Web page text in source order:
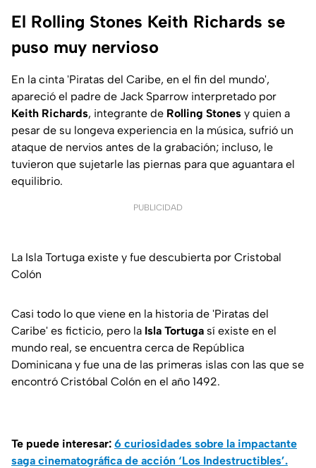
El Rolling Stones Keith Richards se
puso muy nervioso
En la cinta 'Piratas del Caribe, en el fin del mundo',
apareció el padre de Jack Sparrow interpretado por
Keith Richards, integrante de Rolling Stones y quien a
pesar de su longeva experiencia en la música, sufrió un
ataque de nervios antes de la grabación; incluso, le
tuvieron que sujetarle las piernas para que aguantara el
equilibrio.
PUBLICIDAD
La Isla Tortuga existe y fue descubierta por Cristobal
Colón
Casi todo lo que viene en la historia de 'Piratas del
Caribe' es ficticio, pero la Isla Tortuga sí existe en el
mundo real, se encuentra cerca de República
Dominicana y fue una de las primeras islas con las que se
encontró Cristóbal Colón en el año 1492.
Te puede interesar: 6 curiosidades sobre la impactante
saga cinematográfica de acción ‘Los Indestructibles’.